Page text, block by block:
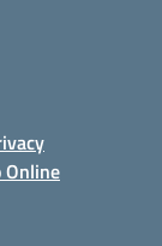
Online